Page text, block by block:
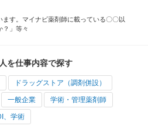
ます。マイナビ薬剤師に載っている〇〇以
？」等々
を仕事内容で探す
ドラッグストア（調剤併設）
一般企業 学術・管理薬剤師
、学術